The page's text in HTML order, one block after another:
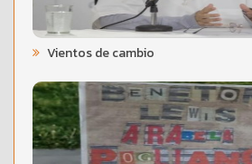
Vientos de cambio